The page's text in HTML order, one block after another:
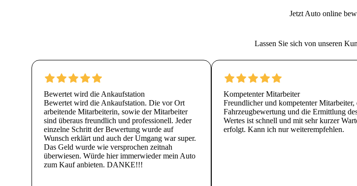
Jetzt Auto online
Lassen Sie sich von unseren
Bewertet wird die Ankaufstation
Bewertet wird die Ankaufstation. Die vor Ort
arbeitende Mitarbeiterin, sowie der Mitarbeiter
sind überaus freundlich und professionell. Jeder
einzelne Schritt der Bewertung wurde auf
Wunsch erklärt und auch der Umgang war super.
Das Geld wurde wie versprochen zeitnah
überwiesen. Würde hier immerwieder mein Auto
zum Kauf anbieten. DANKE!!!
Kompetenter Mitarbeiter
Freundlicher und kompetenter Mitarbeiter,
Fahrzeugbewertung und die Ermittlung
Wertes ist schnell und mit sehr kurzer
erfolgt. Kann ich nur weiterempfehlen.